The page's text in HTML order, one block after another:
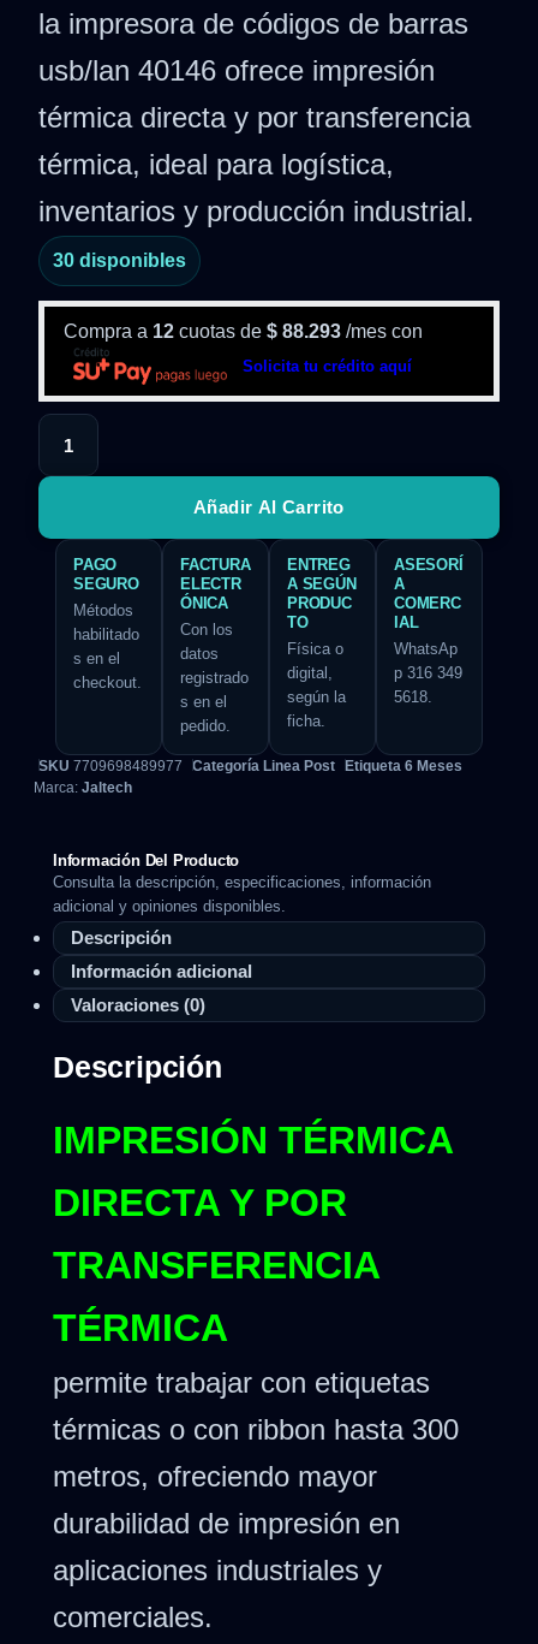
la impresora de códigos de barras
usb/lan 40146 ofrece impresión
térmica directa y por transferencia
térmica, ideal para logística,
inventarios y producción industrial.
30 disponibles
Compra a 12 cuotas de $ 88.293 /mes con
Solicita tu crédito aquí
Añadir Al Carrito
PAGO
SEGURO
Métodos
habilitado
s en el
checkout.
FACTURA
ELECTR
ÓNICA
Con los
datos
registrado
s en el
pedido.
ENTREG
A SEGÚN
PRODUC
TO
Física o
digital,
según la
ficha.
ASESORÍ
A
COMERC
IAL
WhatsAp
p 316 349
5618.
SKU 7709698489977 Categoría Linea Post Etiqueta 6 Meses
Marca: Jaltech
Información Del Producto
Consulta la descripción, especificaciones, información
adicional y opiniones disponibles.
Descripción
Información adicional
Valoraciones (0)
Descripción
IMPRESIÓN TÉRMICA
DIRECTA Y POR
TRANSFERENCIA
TÉRMICA
permite trabajar con etiquetas
térmicas o con ribbon hasta 300
metros, ofreciendo mayor
durabilidad de impresión en
aplicaciones industriales y
comerciales.